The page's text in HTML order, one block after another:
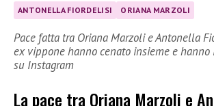
ANTONELLA FIORDELISI ORIANA MARZOLI
Pace fatta tra Oriana Marzoli e Antonella
ex vippone hanno cenato insieme e
su Instagram
La pace tra Oriana Marzoli e